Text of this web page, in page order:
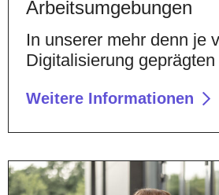
Arbeitsumgebungen
In unserer mehr denn je
Digitalisierung
Weitere Informationen